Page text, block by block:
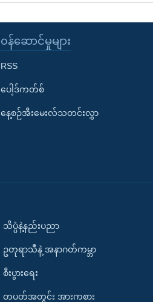
၀န်ဆောင်မှုများ
RSS
ပေါ့ဒ်ကတ်စ်
နေ့စဉ်အီးမေးလ်သတင်းလွှာ
သိပ္ပံနဲ့နည်းပညာ
ဥတုရာသီနဲ့ အနာဂတ်ကမ္ဘာ
စီးပွားရေး
တပတ်အတွင်း အားကစား